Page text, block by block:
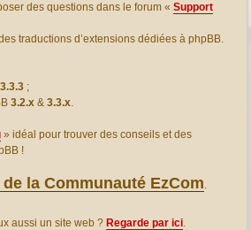
des questions dans le forum « Support
traductions d’extensions dédiées à phpBB.
3.3.3 ;
3.2.x & 3.3.x.
» idéal pour trouver des conseils et des
!
de la Communauté EzCom.
aussi un site web ? Regarde par ici.